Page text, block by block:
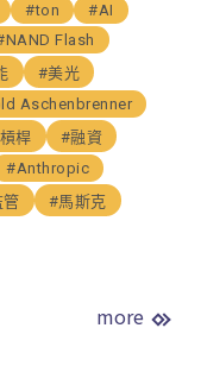
#ton
#AI
Flash
#美光
Aschenbrenner
桿
#融資
#Anthropic
管 #馬斯克
more